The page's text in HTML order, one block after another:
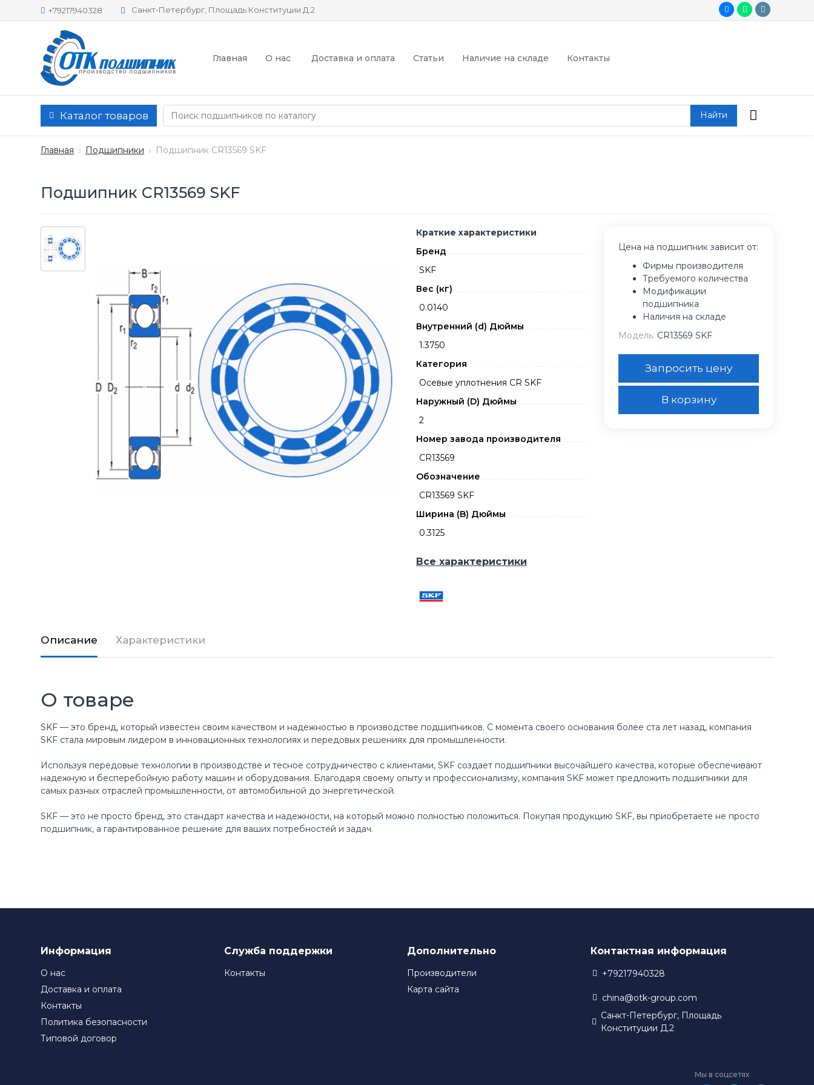
+79217940328 Санкт-Петербург, Площадь Конституции Д.2
Главная О нас Доставка и оплата Статьи Наличие на складе Контакты
Каталог товаров Найти
Главная Подшипники Подшипник CR13569 SKF
Подшипник CR13569 SKF
Краткие характеристики
Бренд
SKF
Вес (кг)
0.0140
Внутренний (d) Дюймы
1.3750
Категория
Осевые уплотнения CR SKF
Наружный (D) Дюймы
2
Номер завода производителя
CR13569
Обозначение
CR13569 SKF
Ширина (B) Дюймы
0.3125
Все характеристики
Цена на подшипник зависит от:
Фирмы производителя
Требуемого количества
Модификации
подшипника
Наличия на складе
Модель: CR13569 SKF
Запросить цену
В корзину
Описание Характеристики
О товаре
SKF — это бренд, который известен своим качеством и надежностью в производстве подшипников. С момента своего основания более ста лет назад, компания
SKF стала мировым лидером в инновационных технологиях и передовых решениях для промышленности.
Используя передовые технологии в производстве и тесное сотрудничество с клиентами, SKF создает подшипники высочайшего качества, которые обеспечивают
надежную и бесперебойную работу машин и оборудования. Благодаря своему опыту и профессионализму, компания SKF может предложить подшипники для
самых разных отраслей промышленности, от автомобильной до энергетической.
SKF — это не просто бренд, это стандарт качества и надежности, на который можно полностью положиться. Покупая продукцию SKF, вы приобретаете не просто
подшипник, а гарантированное решение для ваших потребностей и задач.
Информация
О нас
Доставка и оплата
Контакты
Политика безопасности
Типовой договор
Служба поддержки
Контакты
Дополнительно
Производители
Карта сайта
Контактная информация
+79217940328
china@otk-group.com
Санкт-Петербург, Площадь
Конституции Д.2
Мы в соцсетях